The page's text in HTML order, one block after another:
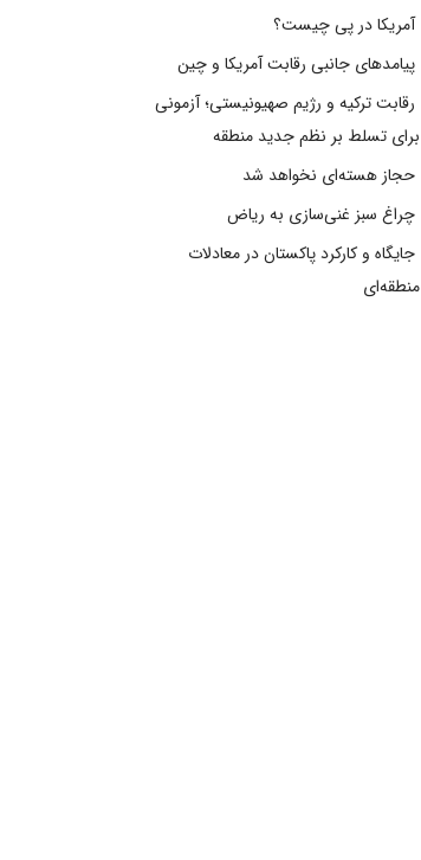
آمریکا در پی چیست؟
پیامدهای جانبی رقابت آمریکا و چین
رقابت ترکیه و رژیم صهیونیستی؛ آزمونی
برای تسلط بر نظم جدید منطقه
حجاز هسته‌ای نخواهد شد
چراغ سبز غنی‌سازی به ریاض
جایگاه و کارکرد پاکستان در معادلات
منطقه‌ای